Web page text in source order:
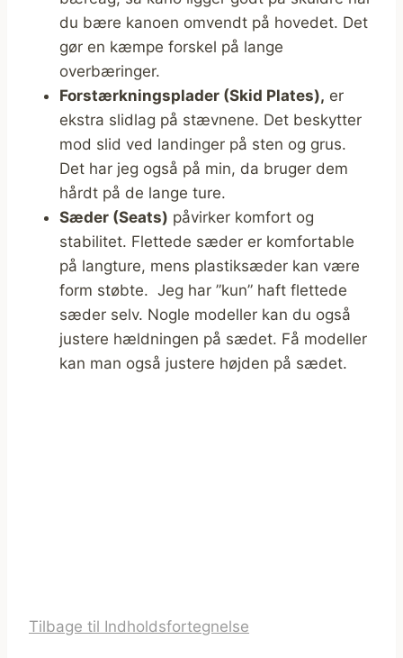
du bære kanoen omvendt på hovedet. Det
gør en kæmpe forskel på lange
overbæringer.
Forstærkningsplader (Skid Plates), er
ekstra slidlag på stævnene. Det beskytter
mod slid ved landinger på sten og grus.
Det har jeg også på min, da bruger dem
hårdt på de lange ture.
Sæder (Seats) påvirker komfort og
stabilitet. Flettede sæder er komfortable
på langture, mens plastiksæder kan være
form støbte. Jeg har ”kun” haft flettede
sæder selv. Nogle modeller kan du også
justere hældningen på sædet. Få modeller
kan man også justere højden på sædet.
Tilbage til Indholdsfortegnelse